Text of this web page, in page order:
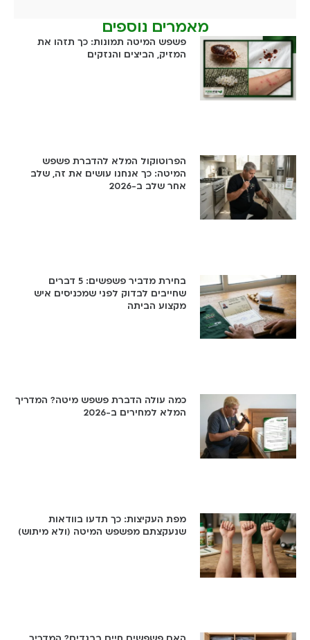
מאמרים נוספים
פשפש המיטה תמונות: כך תזהו את
המזיק, הביצים והנזקים
הפרוטוקול המלא להדברת פשפש
המיטה: כך אנחנו עושים את זה, שלב
אחר שלב ב-2026
בחירת מדביר פשפשים: 5 דברים
שחייבים לבדוק לפני שמכניסים איש
מקצוע הביתה
כמה עולה הדברת פשפש מיטה? המדריך
המלא למחירים ב-2026
מפת העקיצות: כך תדעו בוודאות
שנעקצתם מפשפש המיטה (ולא מיתוש)